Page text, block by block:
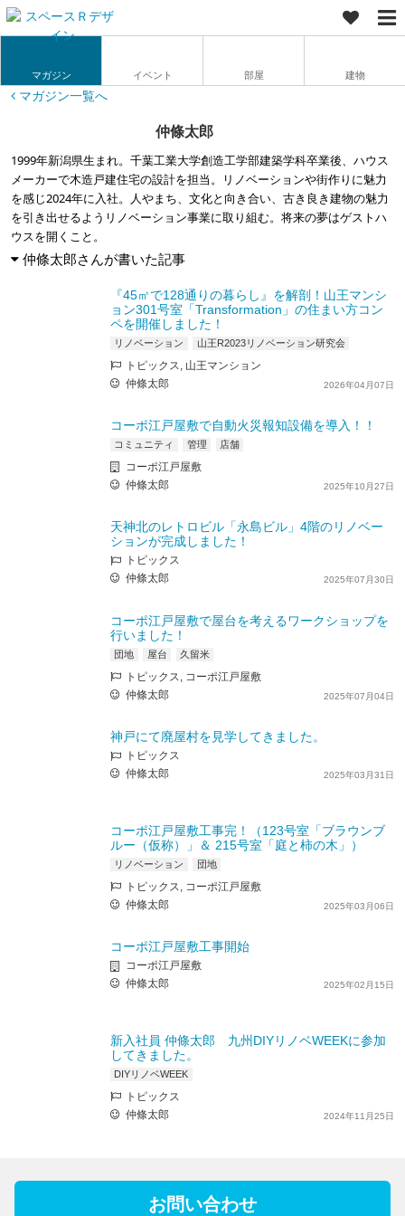
マガジン イベント 部屋 建物
マガジン一覧へ
仲條太郎
1999年新潟県生まれ。千葉工業大学創造工学部建築学科卒業後、ハウス
メーカーで木造戸建住宅の設計を担当。リノベーションや街作りに魅力
を感じ2024年に入社。人やまち、文化と向き合い、古き良き建物の魅力
を引き出せるようリノベーション事業に取り組む。将来の夢はゲストハ
ウスを開くこと。
仲條太郎さんが書いた記事
『45㎡で128通りの暮らし』を解剖！山王マンシ
ョン301号室「Transformation」の住まい方コン
ペを開催しました！
リノベーション 山王R2023リノベーション研究会
トピックス, 山王マンション
仲條太郎
2026年04月07日
コーポ江戸屋敷で自動火災報知設備を導入！！
コミュニティ 管理 店舗
コーポ江戸屋敷
仲條太郎
2025年10月27日
天神北のレトロビル「永島ビル」4階のリノベー
ションが完成しました！
トピックス
仲條太郎
2025年07月30日
コーポ江戸屋敷で屋台を考えるワークショップを
行いました！
団地 屋台 久留米
トピックス, コーポ江戸屋敷
仲條太郎
2025年07月04日
神戸にて廃屋村を見学してきました。
トピックス
仲條太郎
2025年03月31日
コーポ江戸屋敷工事完！（123号室「ブラウンブ
ルー（仮称）」＆ 215号室「庭と柿の木」）
リノベーション 団地
トピックス, コーポ江戸屋敷
仲條太郎
2025年03月06日
コーポ江戸屋敷工事開始
コーポ江戸屋敷
仲條太郎
2025年02月15日
新入社員 仲條太郎 九州DIYリノベWEEKに参加
してきました。
DIYリノベWEEK
トピックス
仲條太郎
2024年11月25日
お問い合わせ